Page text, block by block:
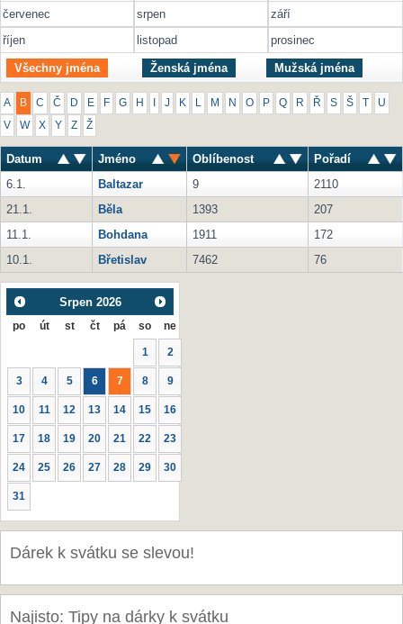
červenec
srpen
září
říjen
listopad prosinec
Všechny jména Ženská jména Mužská jména
A B C Č D E F G H J K M N O P Q R Ř S Š U
V W X Y Z Ž
Datum Jméno Oblíbenost
Pořadí
6.1.
Baltazar 9
2110
21.1.
Běla 1393
207
11.1.
Bohdana 1911
172
10.1.
Břetislav 7462 76
Srpen 2026
po út st čt pá so ne
1 2
3 4 5 6 7 8 9
10 11 12 13 14 15 16
17 18 19 20 21 22 23
24 25 26 27 28 29 30
31
Dárek k svátku se slevou!
Najisto: Tipy na dárky k svátku